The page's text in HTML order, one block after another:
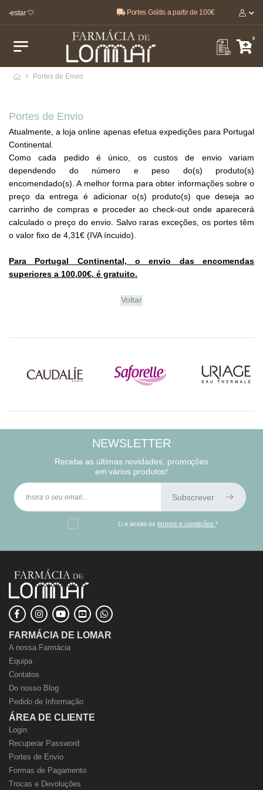
estar 🤍 Portes Grátis a partir de 100€
0
Portes de Envio
Portes de Envio
Atualmente, a loja online apenas efetua expedições para Portugal
Continental.
Como cada pedido é único, os custos de envio variam
dependendo do número e peso do(s) produto(s)
encomendado(s). A melhor forma para obter informações sobre o
preço da entrega é adicionar o(s) produto(s) que deseja ao
carrinho de compras e proceder ao check-out onde aparecerá
calculado o preço do envio. Salvo raras exceções, os portes têm
o valor fixo de 4,31€ (IVA íncuido).
Para Portugal Continental, o envio das encomendas
superiores a 100,00€, é gratuito.
Voltar
NEWSLETTER
Receba as últimas novidades, promoções
em vários produtos!
Subscrever
Li e aceito ostermos e condições*
FARMÁCIA DE LOMAR
A nossa Farmácia
Equipa
Contatos
Do nosso Blog
Pedido de Informação
ÁREA DE CLIENTE
Login
Recuperar Password
Portes de Envio
Formas de Pagamento
Trocas e Devoluções